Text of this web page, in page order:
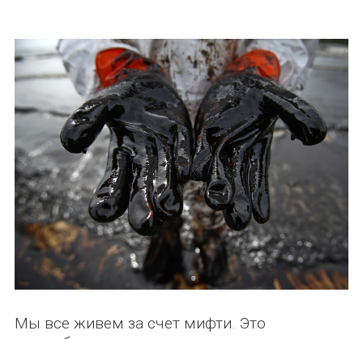
Мы все живем за счет мифти. Это